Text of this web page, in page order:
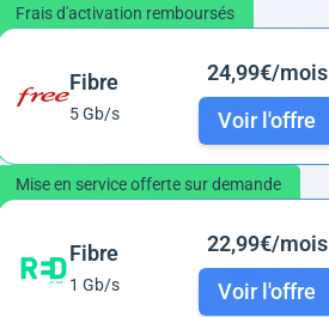
Frais d'activation remboursés
Fibre
5 Gb/s
24,99€/mois
Voir l'offre
Mise en service offerte sur demande
Fibre
1 Gb/s
22,99€/mois
Voir l'offre